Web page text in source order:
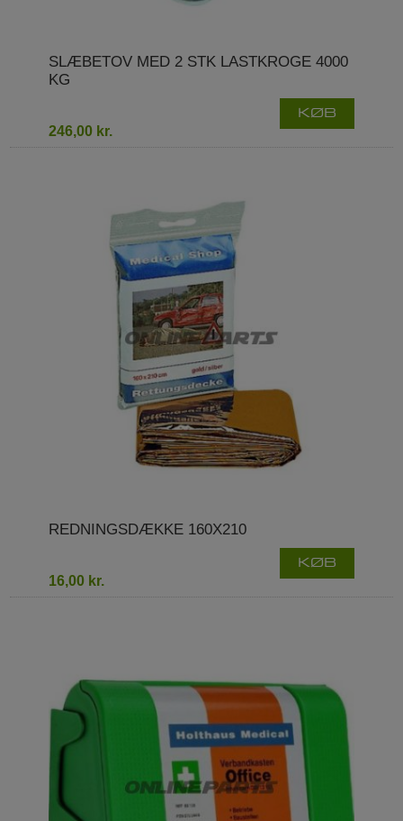
SLÆBETOV MED 2 STK LASTKROGE 4000
KG
246,00 kr.
KØB
REDNINGSDÆKKE 160X210
16,00 kr.
KØB